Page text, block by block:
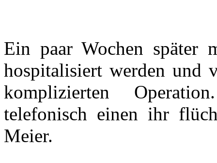
Ein paar Wochen später
hospitalisiert werden und
komplizierten
telefonisch einen ihr
Meier.